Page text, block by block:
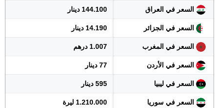
السعر في العراق 144.100 دينار
السعر في الجزائر 14.190 دينار
السعر في المغرب 1.007 درهم
السعر في الأردن 77 دينار
السعر في ليبيا 595 دينار
السعر في سوريا 1.210.000 ليرة